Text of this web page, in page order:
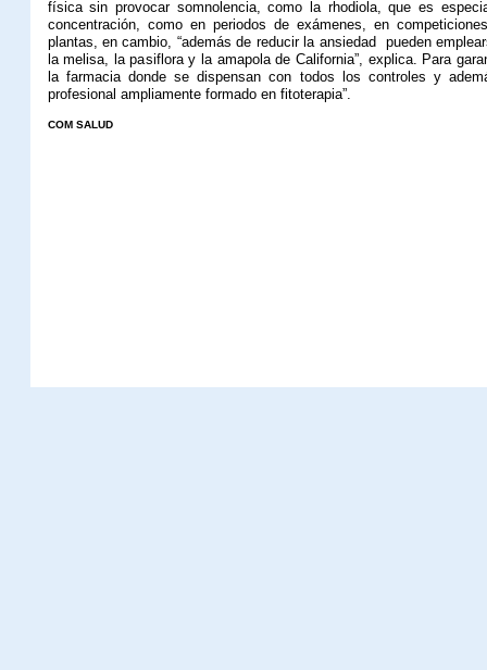
física sin provocar somnolencia, como la rhodiola, que es
concentración, como en periodos de exámenes, en
plantas, en cambio, “además de reducir la ansiedad
pueden
la melisa, la pasiflora y la amapola de California”, explica. Para
la farmacia donde se dispensan con todos los controles y
profesional ampliamente formado en fitoterapia”.
COM SALUD